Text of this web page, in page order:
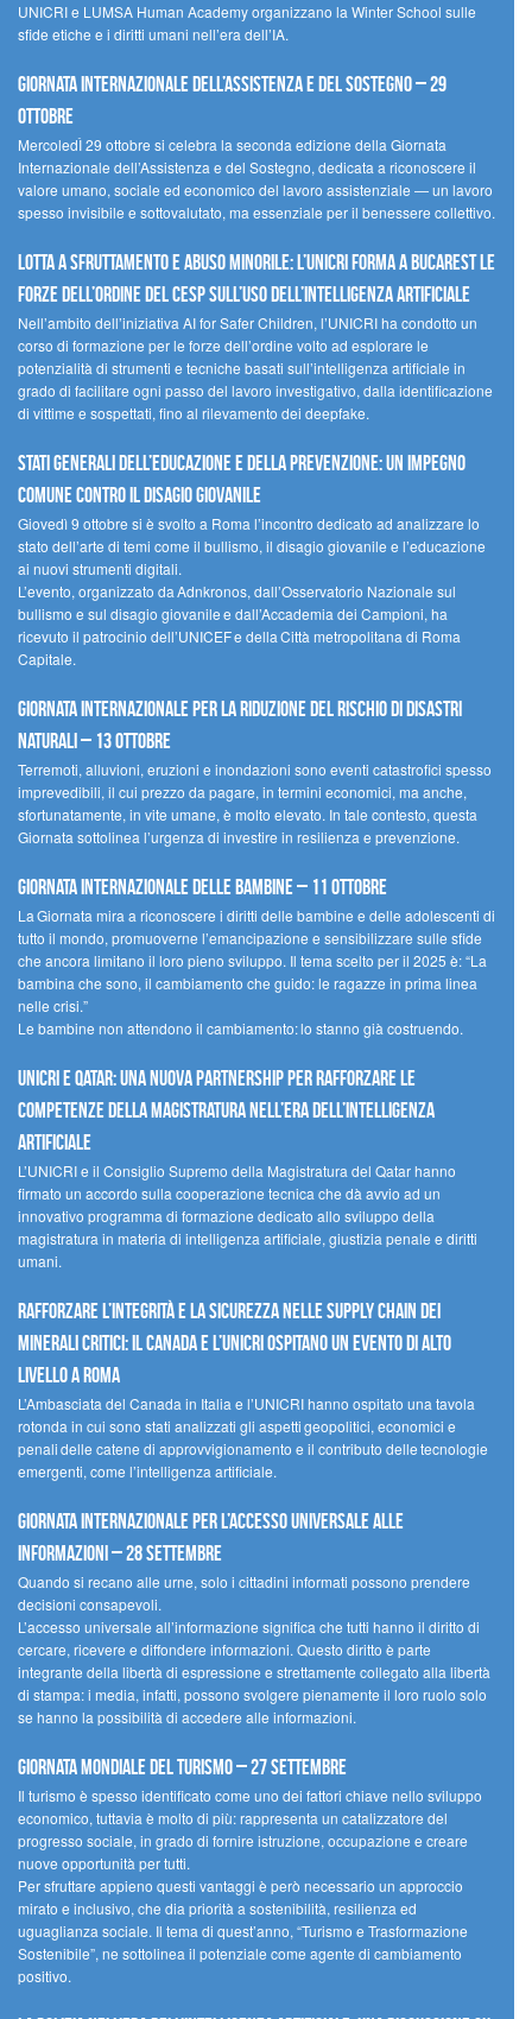
UNICRI e LUMSA Human Academy organizzano la Winter School sulle
sfide etiche e i diritti umani nell’era dell’IA.
Giornata internazionale dell’assistenza e del sostegno – 29
ottobre
MercoledÌ 29 ottobre si celebra la seconda edizione della Giornata
Internazionale dell’Assistenza e del Sostegno, dedicata a riconoscere il
valore umano, sociale ed economico del lavoro assistenziale — un lavoro
spesso invisibile e sottovalutato, ma essenziale per il benessere collettivo.
Lotta a sfruttamento e abuso minorile: l’UNICRI forma a Bucarest le
forze dell’ordine del CESP sull’uso dell’Intelligenza Artificiale
Nell’ambito dell’iniziativa AI for Safer Children, l’UNICRI ha condotto un
corso di formazione per le forze dell’ordine volto ad esplorare le
potenzialità di strumenti e tecniche basati sull’intelligenza artificiale in
grado di facilitare ogni passo del lavoro investigativo, dalla identificazione
di vittime e sospettati, fino al rilevamento dei deepfake.
Stati Generali dell’Educazione e della Prevenzione: un impegno
comune contro il disagio giovanile
Giovedì 9 ottobre si è svolto a Roma l’incontro dedicato ad analizzare lo
stato dell’arte di temi come il bullismo, il disagio giovanile e l’educazione
ai nuovi strumenti digitali.
L’evento, organizzato da Adnkronos, dall’Osservatorio Nazionale sul
bullismo e sul disagio giovanile e dall’Accademia dei Campioni, ha
ricevuto il patrocinio dell’UNICEF e della Città metropolitana di Roma
Capitale.
Giornata internazionale per la riduzione del rischio di disastri
naturali – 13 ottobre
Terremoti, alluvioni, eruzioni e inondazioni sono eventi catastrofici spesso
imprevedibili, il cui prezzo da pagare, in termini economici, ma anche,
sfortunatamente, in vite umane, è molto elevato. In tale contesto, questa
Giornata sottolinea l’urgenza di investire in resilienza e prevenzione.
Giornata internazionale delle bambine – 11 ottobre
La Giornata mira a riconoscere i diritti delle bambine e delle adolescenti di
tutto il mondo, promuoverne l’emancipazione e sensibilizzare sulle sfide
che ancora limitano il loro pieno sviluppo. Il tema scelto per il 2025 è: “La
bambina che sono, il cambiamento che guido: le ragazze in prima linea
nelle crisi.”
Le bambine non attendono il cambiamento: lo stanno già costruendo.
UNICRI e Qatar: una nuova partnership per rafforzare le
competenze della magistratura nell’era dell’intelligenza
artificiale
L’UNICRI e il Consiglio Supremo della Magistratura del Qatar hanno
firmato un accordo sulla cooperazione tecnica che dà avvio ad un
innovativo programma di formazione dedicato allo sviluppo della
magistratura in materia di intelligenza artificiale, giustizia penale e diritti
umani.
Rafforzare l’integrità e la sicurezza nelle supply chain dei
minerali critici: il Canada e l’UNICRI ospitano un evento di alto
livello a Roma
L’Ambasciata del Canada in Italia e l’UNICRI hanno ospitato una tavola
rotonda in cui sono stati analizzati gli aspetti geopolitici, economici e
penali delle catene di approvvigionamento e il contributo delle tecnologie
emergenti, come l’intelligenza artificiale.
Giornata internazionale per l’accesso universale alle
informazioni – 28 settembre
Quando si recano alle urne, solo i cittadini informati possono prendere
decisioni consapevoli.
L’accesso universale all’informazione significa che tutti hanno il diritto di
cercare, ricevere e diffondere informazioni. Questo diritto è parte
integrante della libertà di espressione e strettamente collegato alla libertà
di stampa: i media, infatti, possono svolgere pienamente il loro ruolo solo
se hanno la possibilità di accedere alle informazioni.
Giornata mondiale del turismo – 27 settembre
Il turismo è spesso identificato come uno dei fattori chiave nello sviluppo
economico, tuttavia è molto di più: rappresenta un catalizzatore del
progresso sociale, in grado di fornire istruzione, occupazione e creare
nuove opportunità per tutti.
Per sfruttare appieno questi vantaggi è però necessario un approccio
mirato e inclusivo, che dia priorità a sostenibilità, resilienza ed
uguaglianza sociale. Il tema di quest’anno, “Turismo e Trasformazione
Sostenibile”, ne sottolinea il potenziale come agente di cambiamento
positivo.